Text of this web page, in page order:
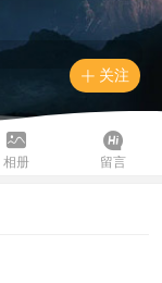
 关注

相册

留言